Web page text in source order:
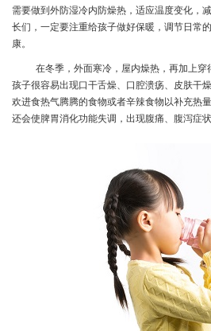
需要做到外防湿冷内防燥热，适应温度变化，
长们，一定要注重给孩子做好保暖，调节日常
康。
在冬季，外面寒冷，屋内燥热，再加上穿
孩子很容易出现口干舌燥、口腔溃疡、皮肤干
欢进食热气腾腾的食物或者辛辣食物以补充热
还会使脾胃消化功能失调，出现腹痛、腹泻症状